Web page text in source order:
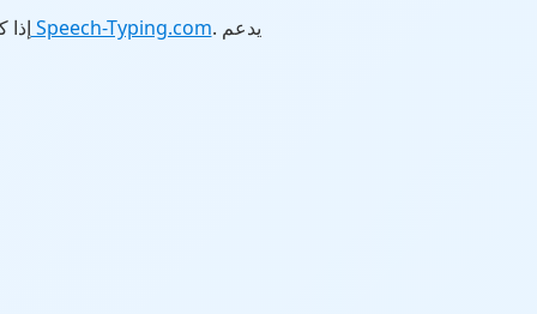
محول النص إلى صوت المجاني من موقع Speech-Typing.com . يدعم